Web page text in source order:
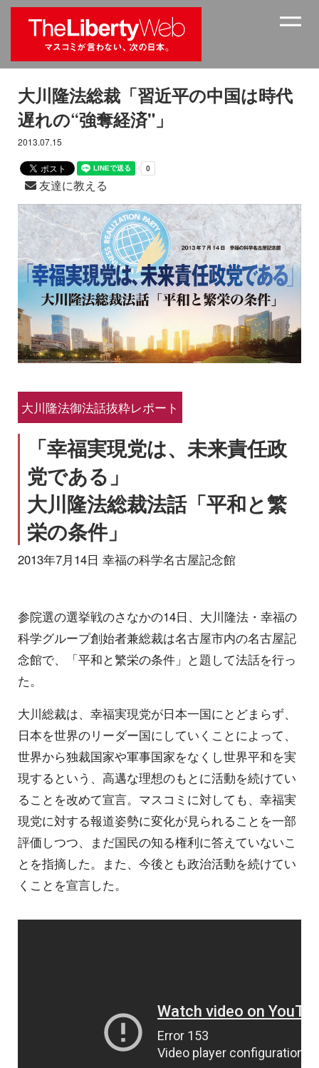
大川隆法総裁「習近平の中国は時代
遅れの“強奪経済"」
2013.07.15
友達に教える
大川隆法御法話抜粋レポート
「幸福実現党は、未来責任政
党である」
大川隆法総裁法話「平和と繁
栄の条件」
2013年7月14日 幸福の科学名古屋記念館
参院選の選挙戦のさなかの14日、大川隆法・幸福の
科学グループ創始者兼総裁は名古屋市内の名古屋記
念館で、「平和と繁栄の条件」と題して法話を行っ
た。
大川総裁は、幸福実現党が日本一国にとどまらず、
日本を世界のリーダー国にしていくことによって、
世界から独裁国家や軍事国家をなくし世界平和を実
現するという、高邁な理想のもとに活動を続けてい
ることを改めて宣言。マスコミに対しても、幸福実
現党に対する報道姿勢に変化が見られることを一部
評価しつつ、まだ国民の知る権利に答えていないこ
とを指摘した。また、今後とも政治活動を続けてい
くことを宣言した。